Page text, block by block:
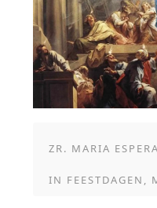
ZR. MARIA
IN FEESTDAGEN ,